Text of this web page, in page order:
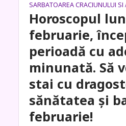
SARBATOAREA CRACIUNULUI
Horoscopul
februarie,
perioadă cu
minunată. Să
stai cu
sănătatea și
februarie!